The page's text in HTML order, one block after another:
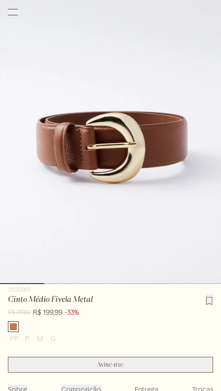
231253003
Cinto Médio Fivela Metal
R$ 299,00 R$ 199,99 -33%
PP P M G
Avise-me